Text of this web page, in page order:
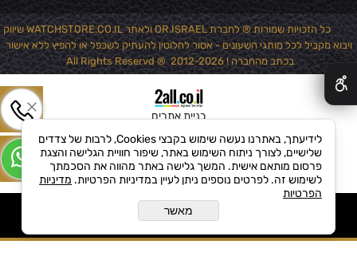
הוסף לקופה
כל הזכויות שמורות ® לחברת OR.ISRAEL ולאתר WATCHSTORE.CO.IL שיווק
ויבוא מקביל לכל מותגי השעונים - אסור לחלוטין להעתיק לשכפל או להפיץ ללא אישור
בכתב מהחברה ! 2012-2026 ® All Rights Reservd
בניית אתרים
✕
לידיעתך, באתרנו נעשה שימוש בקבצי Cookies, לרבות של צדדים
שלישיים, לצורך ניתוח השימוש באתר, שיפור חוויית הגלישה והצגת
פרסום מותאם אישית. המשך גלישה באתר מהווה את הסכמתך
לשימוש זה. לפרטים נוספים ניתן לעיין במדיניות הפרטיות. מדיניות
הפרטיות
מאשר